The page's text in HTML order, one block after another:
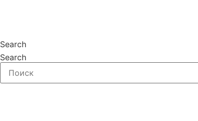
Search
Search